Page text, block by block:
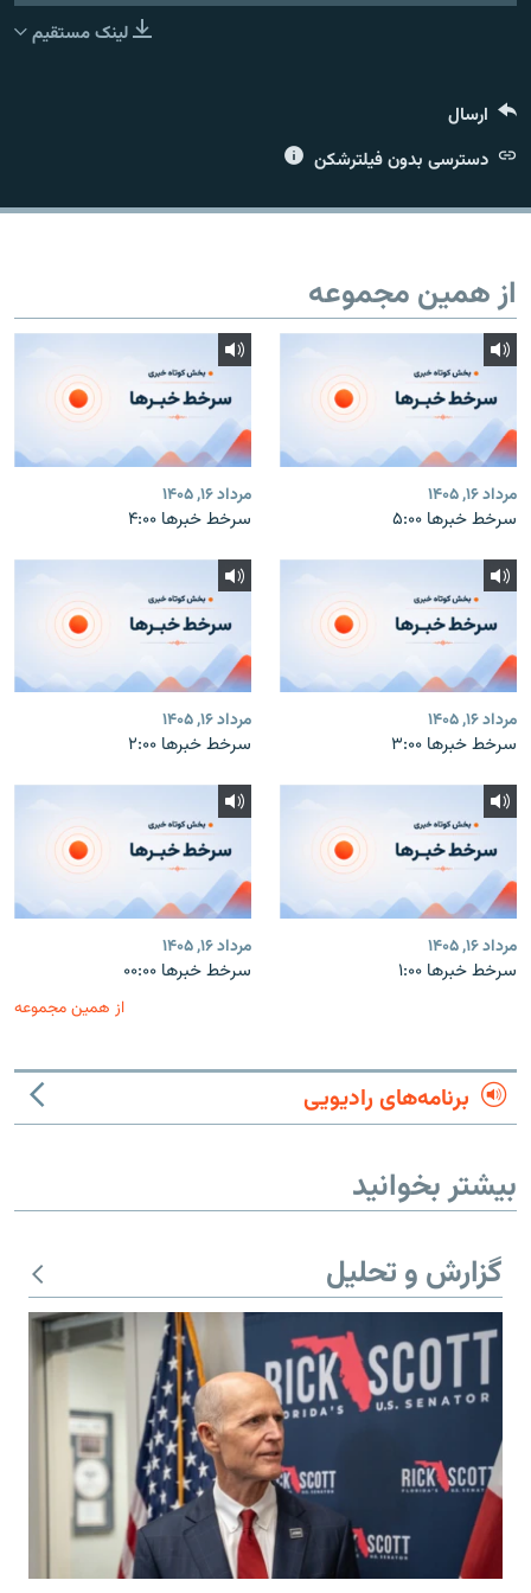
لینک مستقیم
ارسال
دسترسی بدون فیلترشکن
از همین مجموعه
مرداد ۱۶, ۱۴۰۵
سرخط خبرها ۵:۰۰
مرداد ۱۶, ۱۴۰۵
سرخط خبرها ۴:۰۰
مرداد ۱۶, ۱۴۰۵
سرخط خبرها ۳:۰۰
مرداد ۱۶, ۱۴۰۵
سرخط خبرها ۲:۰۰
مرداد ۱۶, ۱۴۰۵
سرخط خبرها ۱:۰۰
مرداد ۱۶, ۱۴۰۵
سرخط خبرها ۰۰:۰۰
از همین مجموعه
برنامه‌های رادیویی
بیشتر بخوانید
گزارش و تحلیل